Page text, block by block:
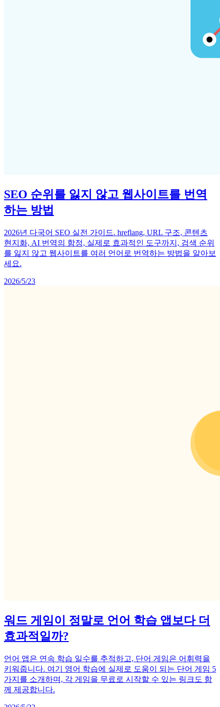
SEO 순위를 잃지 않고 웹사이트를 번역
하는 방법
2026년 다국어 SEO 실전 가이드. hreflang, URL 구조, 콘텐츠
현지화, AI 번역의 함정, 실제로 효과적인 도구까지, 검색 순위
를 잃지 않고 웹사이트를 여러 언어로 번역하는 방법을 알아보
세요.
2026/5/23
워드 게임이 정말로 언어 학습 앱보다 더
효과적일까?
언어 앱은 연속 학습 일수를 추적하고, 단어 게임은 어휘력을
키워줍니다. 여기 영어 학습에 실제로 도움이 되는 단어 게임 5
가지를 소개하며, 각 게임을 무료로 시작할 수 있는 링크도 함
께 제공합니다.